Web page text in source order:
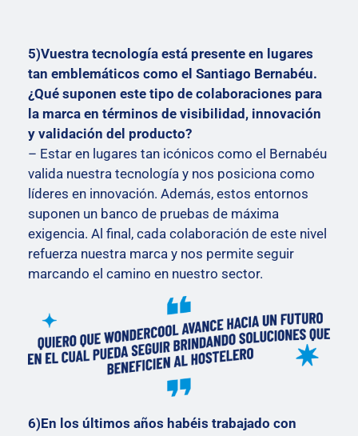
5)Vuestra tecnología está presente en lugares
tan emblemáticos como el Santiago Bernabéu.
¿Qué suponen este tipo de colaboraciones para
la marca en términos de visibilidad, innovación
y validación del producto?
– Estar en lugares tan icónicos como el Bernabéu
valida nuestra tecnología y nos posiciona como
líderes en innovación. Además, estos entornos
suponen un banco de pruebas de máxima
exigencia. Al final, cada colaboración de este nivel
refuerza nuestra marca y nos permite seguir
marcando el camino en nuestro sector.
6)En los últimos años habéis trabajado con